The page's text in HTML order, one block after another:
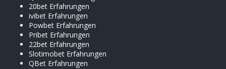
20bet Erfahrungen
ivibet Erfahrungen
Powbet Erfahrungen
Pribet Erfahrungen
22bet Erfahrungen
Slotimobet Erfahrungen
QBet Erfahrungen